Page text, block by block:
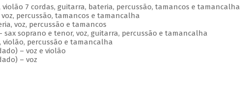
violão 7 cordas, guitarra, bateria, percussão, tamancos e tamancalha
voz, percussão, tamancos e tamancalha
voz, percussão e tamancos
sax soprano e tenor, voz, guitarra, percussão e tamancalha
violão, percussão e tamancalha
– voz e violão
– voz